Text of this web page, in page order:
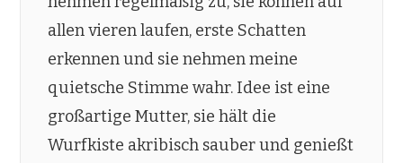
allen vieren laufen, erste Schatten
erkennen und sie nehmen meine
quietsche Stimme wahr. Idee ist eine
großartige Mutter, sie hält die
Wurfkiste akribisch sauber und genießt